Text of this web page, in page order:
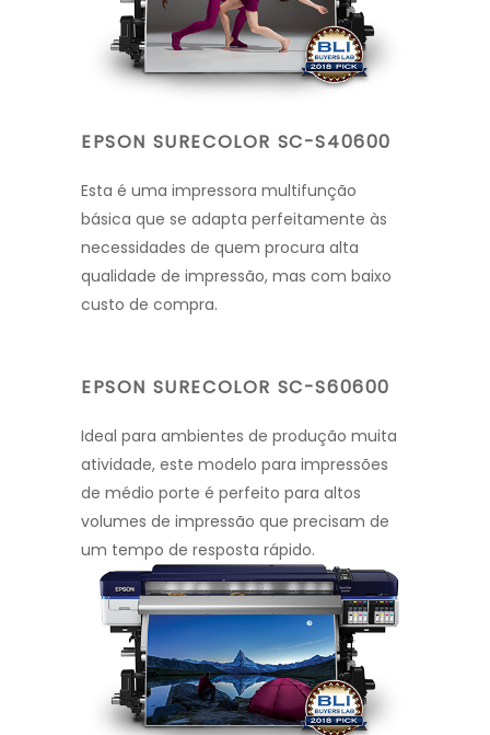
EPSON SURECOLOR SC-S40600
Esta é uma impressora multifunção
básica que se adapta perfeitamente às
necessidades de quem procura alta
qualidade de impressão, mas com baixo
custo de compra.
EPSON SURECOLOR SC-S60600
Ideal para ambientes de produção muita
atividade, este modelo para impressões
de médio porte é perfeito para altos
volumes de impressão que precisam de
um tempo de resposta rápido.